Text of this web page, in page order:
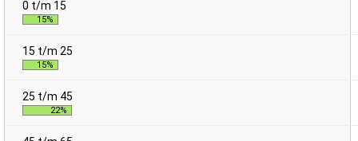
15%
15%
22%